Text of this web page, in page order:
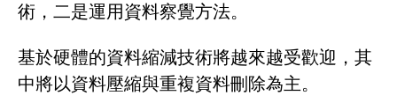
術，二是運用資料察覺方法。
基於硬體的資料縮減技術將越來越受歡迎，其
中將以資料壓縮與重複資料刪除為主。